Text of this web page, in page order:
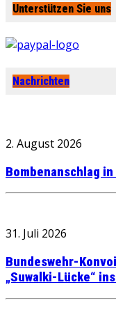
Unterstützen Sie uns
Nachrichten
2. August 2026
Bombenanschlag
31. Juli 2026
Bundeswehr-
„Suwalki-Lücke“